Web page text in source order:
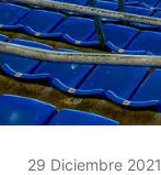
29 Diciembre 2021